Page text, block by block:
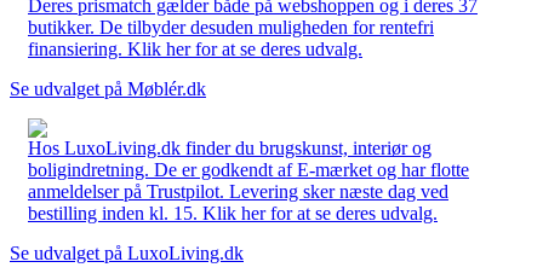
Deres prismatch gælder både på webshoppen og i deres 37
butikker. De tilbyder desuden muligheden for rentefri
finansiering. Klik her for at se deres udvalg.
Se udvalget på Møblér.dk
Hos LuxoLiving.dk finder du brugskunst, interiør og
boligindretning. De er godkendt af E-mærket og har flotte
anmeldelser på Trustpilot. Levering sker næste dag ved
bestilling inden kl. 15. Klik her for at se deres udvalg.
Se udvalget på LuxoLiving.dk